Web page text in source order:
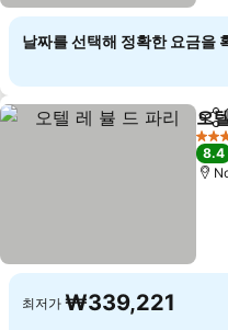
날짜를 선택해 정확한 요금을
공유
오
4 성
8.4
최저가 ₩339,221